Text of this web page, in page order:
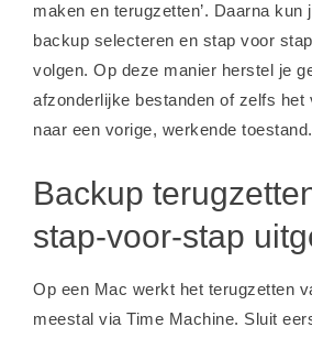
maken en terugzetten’. Daarna kun
backup selecteren en stap voor
volgen. Op deze manier herstel je
afzonderlijke bestanden of zelfs het
naar een vorige, werkende toestand.
Backup
stap-voor-stap
Op een Mac werkt het terugzetten
meestal via Time Machine. Sluit